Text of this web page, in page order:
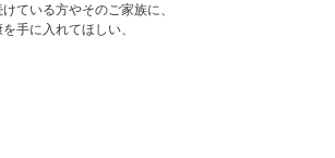
ている方やそのご家族に、
手に入れてほしい、